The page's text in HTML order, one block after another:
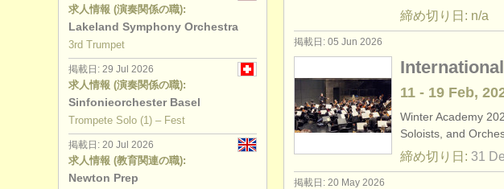
degree courses: トランペット
degree courses: ツィンク (1)
degree courses: natural trumpet
degree courses: cornet (8)
コンクール: トランペット
締め切り日: n/a
掲載日: 05 Jun 2026
11 - 19 Feb,
Winter Academy
Soloists, and
締め切り日: 31
掲載日: 20 May 2026
求人情報 (演奏関係の職):
Lakeland Symphony Orchestra
3rd Trumpet
掲載日: 29 Jul 2026
求人情報 (演奏関係の職):
Sinfonieorchester Basel
Trompete Solo (1) – Fest
掲載日: 20 Jul 2026
求人情報 (教育関連の職):
Newton Prep